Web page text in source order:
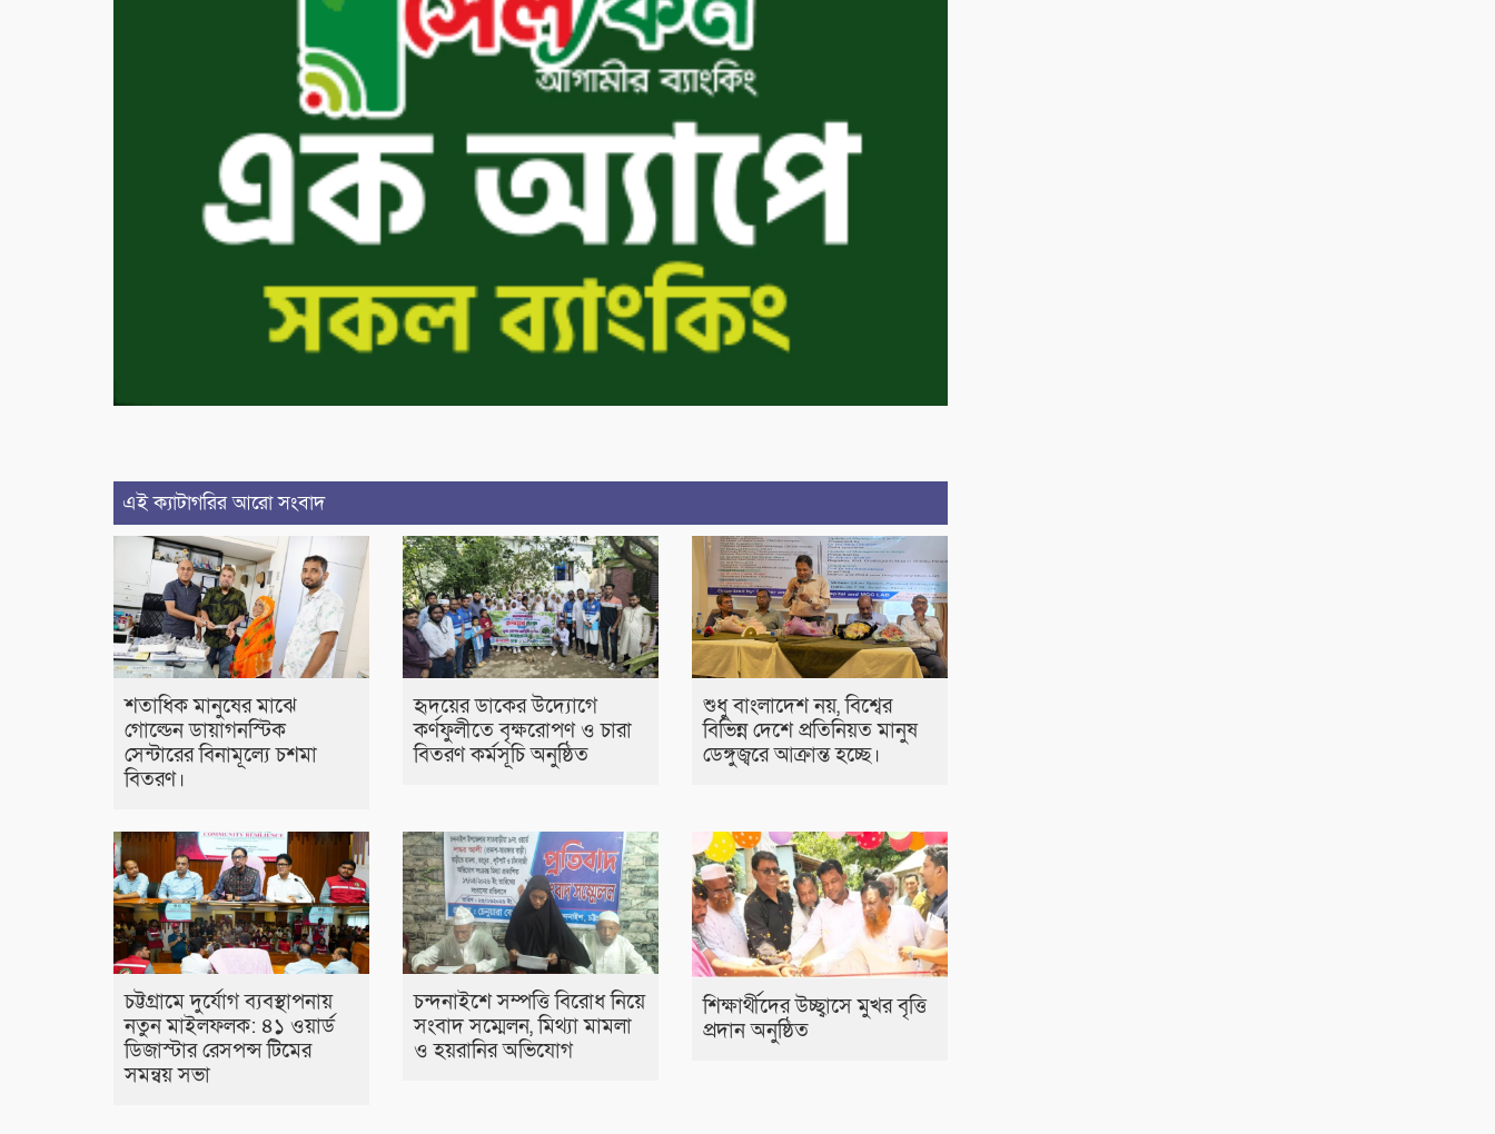
এই ক্যাটাগরির আরো সংবাদ
শতাধিক মানুষের মাঝে
গোল্ডেন ডায়াগনস্টিক
সেন্টারের বিনামূল্যে চশমা
বিতরণ।
হৃদয়ের ডাকের উদ্যোগে
কর্ণফুলীতে বৃক্ষরোপণ ও চারা
বিতরণ কর্মসূচি অনুষ্ঠিত
শুধু বাংলাদেশ নয়, বিশ্বের
বিভিন্ন দেশে প্রতিনিয়ত মানুষ
ডেঙ্গুজ্বরে আক্রান্ত হচ্ছে।
চট্টগ্রামে দুর্যোগ ব্যবস্থাপনায়
নতুন মাইলফলক: ৪১ ওয়ার্ড
ডিজাস্টার রেসপন্স টিমের
সমন্বয় সভা
চন্দনাইশে সম্পত্তি বিরোধ নিয়ে
সংবাদ সম্মেলন, মিথ্যা মামলা
ও হয়রানির অভিযোগ
শিক্ষার্থীদের উচ্ছ্বাসে মুখর বৃত্তি
প্রদান অনুষ্ঠিত